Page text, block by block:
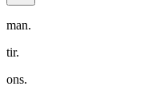
man.
tir.
ons.